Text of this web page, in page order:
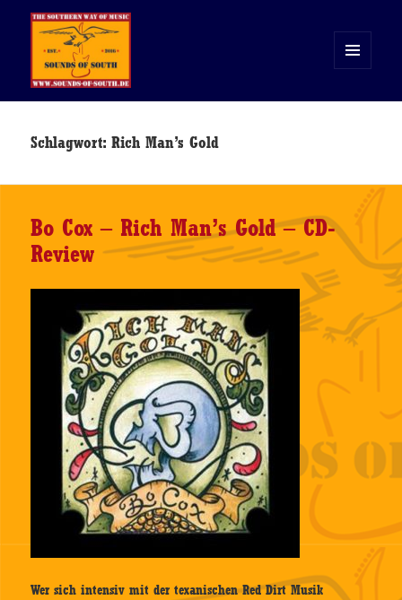
WIDGETS
Schlagwort:Rich Man’s Gold
Bo Cox – Rich Man’s Gold – CD-
Review
Wer sich intensiv mit der texanischen Red Dirt Musik